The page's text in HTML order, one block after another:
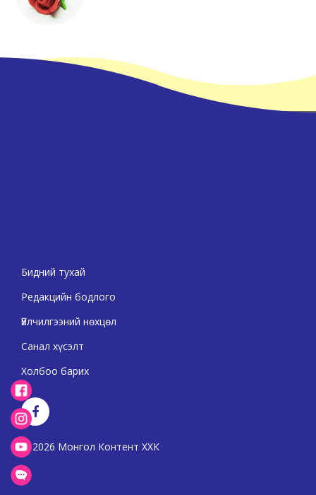
Бидний тухай
Редакцийн бодлого
Үйлчилгээний нөхцөл
Санал хүсэлт
Холбоо барих
2026 Монгол Контент ХХК